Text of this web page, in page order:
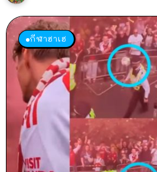
กีฬาฮาเฮ